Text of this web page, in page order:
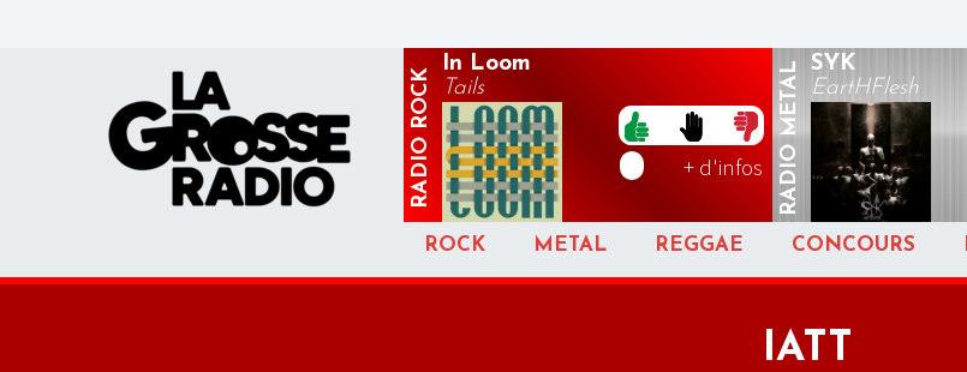
RADIO
ROCK
In Loom
Tails
+ d'infos RADIO
METAL SYK
EartHFlesh
ROCK METAL REGGAE CONCOURS
IATT